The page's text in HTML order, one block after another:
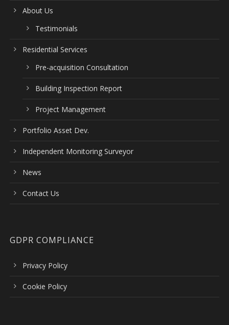
About Us
Testimonials
Residential Services
Pre-acquisition Consultation
Building Inspection Report
Project Management
Portfolio Asset Dev.
Independent Monitoring Surveyor
News
Contact Us
GDPR COMPLIANCE
Privacy Policy
Cookie Policy